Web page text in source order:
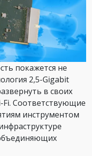
покажется не
2,5-Gigabit
в своих
Fi. Соответствующие
инструментом